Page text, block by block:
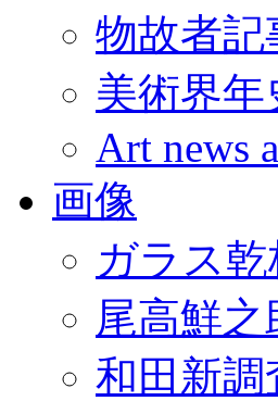
物故者記
美術界年
Art news
画像
ガラス乾
尾高鮮
和田新調